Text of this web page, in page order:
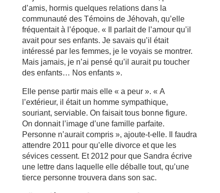
d’amis, hormis quelques relations dans la
communauté des Témoins de Jéhovah, qu’elle
fréquentait à l’époque. « Il parlait de l’amour qu’il
avait pour ses enfants. Je savais qu’il était
intéressé par les femmes, je le voyais se montrer.
Mais jamais, je n’ai pensé qu’il aurait pu toucher
des enfants… Nos enfants ».
Elle pense partir mais elle « a peur ». « A
l’extérieur, il était un homme sympathique,
souriant, serviable. On faisait tous bonne figure.
On donnait l’image d’une famille parfaite.
Personne n’aurait compris », ajoute-t-elle. Il faudra
attendre 2011 pour qu’elle divorce et que les
sévices cessent. Et 2012 pour que Sandra écrive
une lettre dans laquelle elle déballe tout, qu’une
tierce personne trouvera dans son sac.